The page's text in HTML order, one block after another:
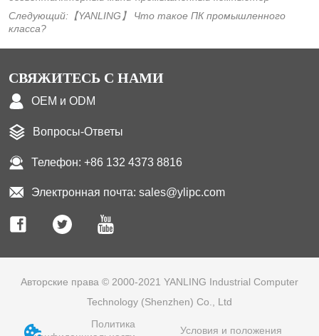
Следующий: 【YANLING】 Что такое ПК промышленного
класса?
СВЯЖИТЕСЬ С НАМИ
OEM и ODM
Вопросы-Ответы
Телефон: +86 132 4373 8816
Электронная почта: sales@ylipc.com
Авторские права © 2000-2021 YANLING Industrial Computer
Technology (Shenzhen) Co., Ltd
Политика
Условия и положения